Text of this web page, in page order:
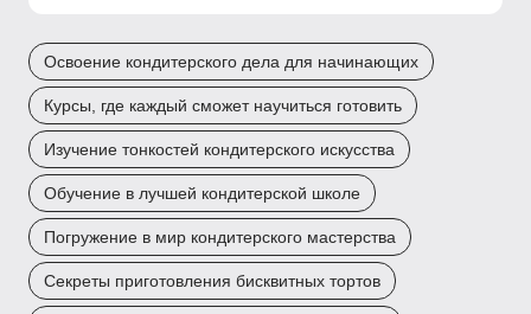
Освоение кондитерского дела для начинающих
Курсы, где каждый сможет научиться готовить
Изучение тонкостей кондитерского искусства
Обучение в лучшей кондитерской школе
Погружение в мир кондитерского мастерства
Секреты приготовления бисквитных тортов